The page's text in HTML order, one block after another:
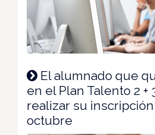
El alumnado que
en el Plan Talento 2 +
realizar su
octubre